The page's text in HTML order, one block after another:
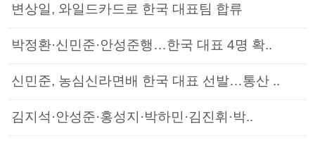
변상일, 와일드카드로 한국 대표팀 합류
박정환·신민준·안성준행…한국 대표 4명 확..
신민준, 농심신라면배 한국 대표 선발…통산 ..
김지석·안성준·홍성지·박하민·김진휘·박..